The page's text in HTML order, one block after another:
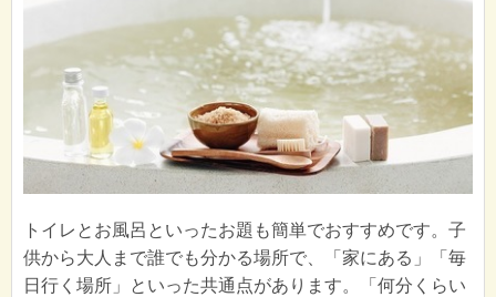
トイレとお風呂といったお題も簡単でおすすめです。子
供から大人まで誰でも分かる場所で、「家にある」「毎
日行く場所」といった共通点があります。「何分くらい